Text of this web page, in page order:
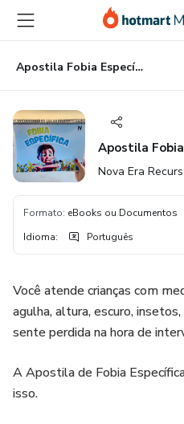
para
conteúdo
principal
para
pagamento
para
rodapé
Apostila Fobia Específica
Apostila
Nova Era
Formato: eBooks ou Documentos
Idioma: Português
Você atende crianças com
agulha, altura, escuro,
sente perdida na hora de
A Apostila de Fobia
isso.